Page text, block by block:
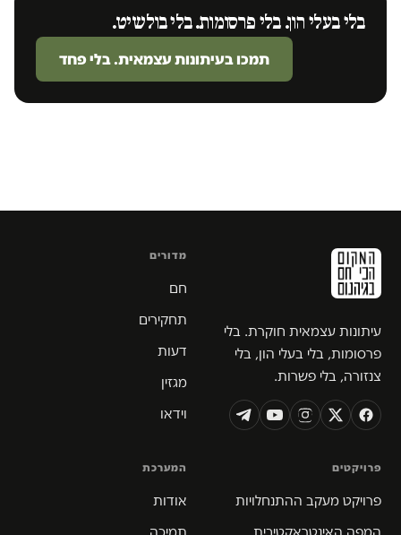
בלי בעלי הון. בלי פרסומות. בלי בולשיט.
תמכו בעיתונות עצמאית. בלי פחד
עיתונות עצמאית חוקרת. בלי
פרסומות, בלי בעלי הון, בלי
צנזורה, בלי פשרות.
מדורים
חם
תחקירים
דעות
מגזין
וידאו
פרויקטים
פרויקט מעקב ההתנחלויות
המערכת
אודות